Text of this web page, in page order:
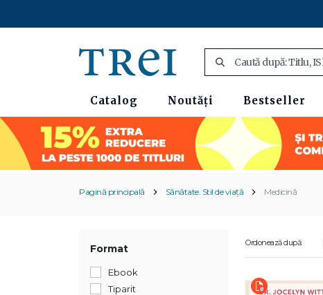
Catalog Noutăți Bestseller
Pagină principală Sănătate. Stil de viață Medicină
Format
Ebook
Tiparit
Ordonează după: